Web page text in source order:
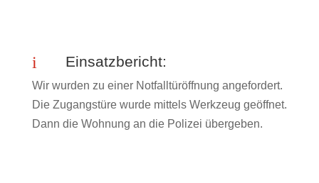
i Einsatzbericht:
Wir wurden zu einer Notfalltüröffnung angefordert.
Die Zugangstüre wurde mittels Werkzeug geöffnet.
Dann die Wohnung an die Polizei übergeben.